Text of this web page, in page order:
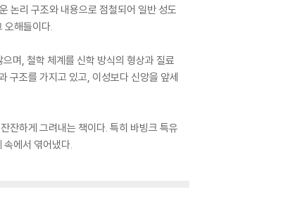
논리 구조와 내용으로 점철되어 일반 성도
오해들이다.
며, 철학 체계를 신학 방식의 형상과 질료
구조를 가지고 있고, 이성보다 신앙을 앞세
잔하게 그려내는 책이다. 특히 바빙크 특유
에서 엮어냈다.